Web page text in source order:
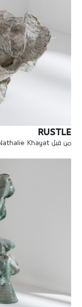
RUSTLE
من قبل Nathalie Khayat